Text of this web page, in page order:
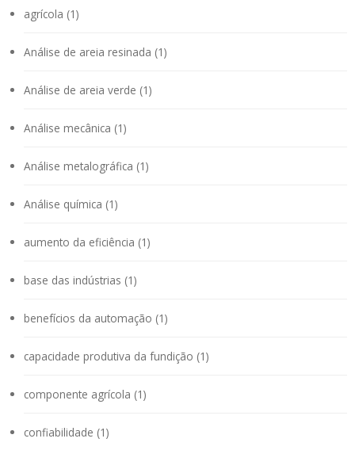
agrícola (1)
Análise de areia resinada (1)
Análise de areia verde (1)
Análise mecânica (1)
Análise metalográfica (1)
Análise química (1)
aumento da eficiência (1)
base das indústrias (1)
benefícios da automação (1)
capacidade produtiva da fundição (1)
componente agrícola (1)
confiabilidade (1)